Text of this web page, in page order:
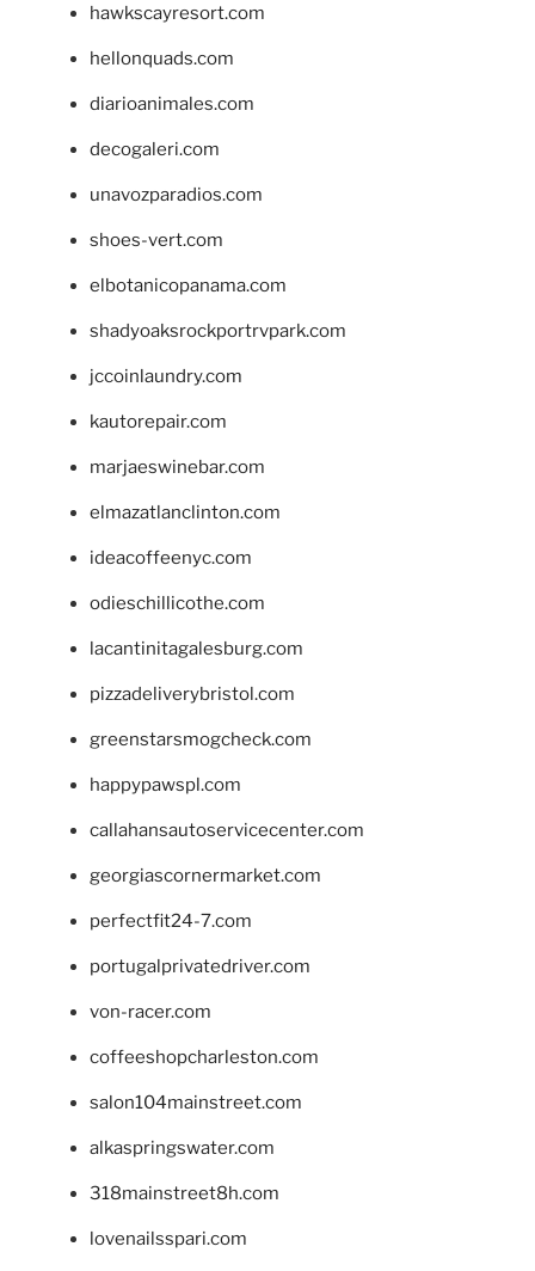
hawkscayresort.com
hellonquads.com
diarioanimales.com
decogaleri.com
unavozparadios.com
shoes-vert.com
elbotanicopanama.com
shadyoaksrockportrvpark.com
jccoinlaundry.com
kautorepair.com
marjaeswinebar.com
elmazatlanclinton.com
ideacoffeenyc.com
odieschillicothe.com
lacantinitagalesburg.com
pizzadeliverybristol.com
greenstarsmogcheck.com
happypawspl.com
callahansautoservicecenter.com
georgiascornermarket.com
perfectfit24-7.com
portugalprivatedriver.com
von-racer.com
coffeeshopcharleston.com
salon104mainstreet.com
alkaspringswater.com
318mainstreet8h.com
lovenailsspari.com